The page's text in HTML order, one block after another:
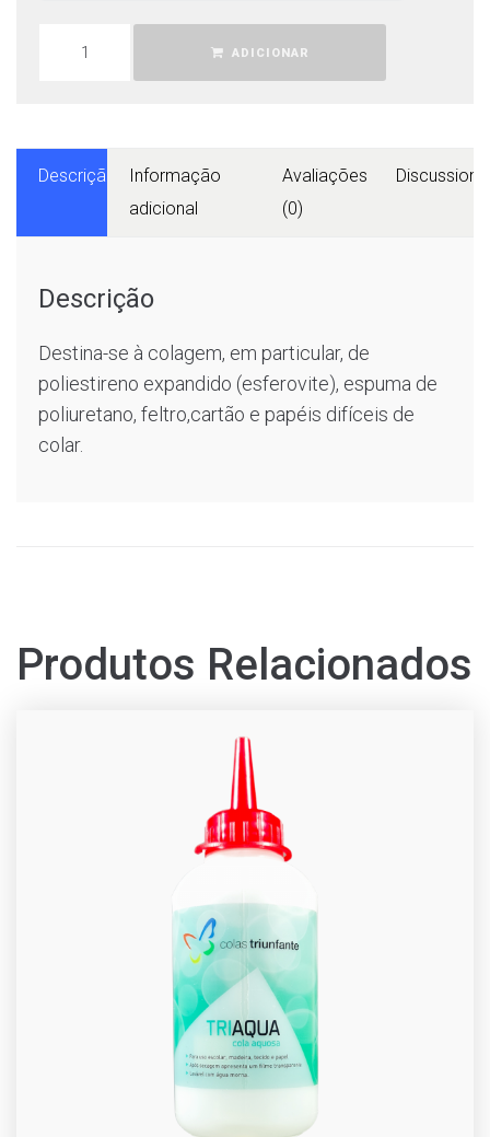
ADICIONAR
Descrição
Informação
adicional
Avaliações
(0)
Discussions
Descrição
Destina-se à colagem, em particular, de
poliestireno expandido (esferovite), espuma de
poliuretano, feltro,cartão e papéis difíceis de
colar.
Produtos Relacionados